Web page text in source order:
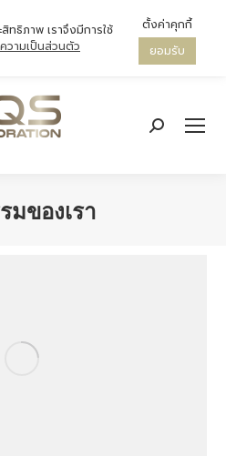
Search:
มของเรา
ทธิภาพ เราจึงมีการใช้
วามเป็นส่วนตัว
ตั้งค่าคุกกี้
ยอมรับ